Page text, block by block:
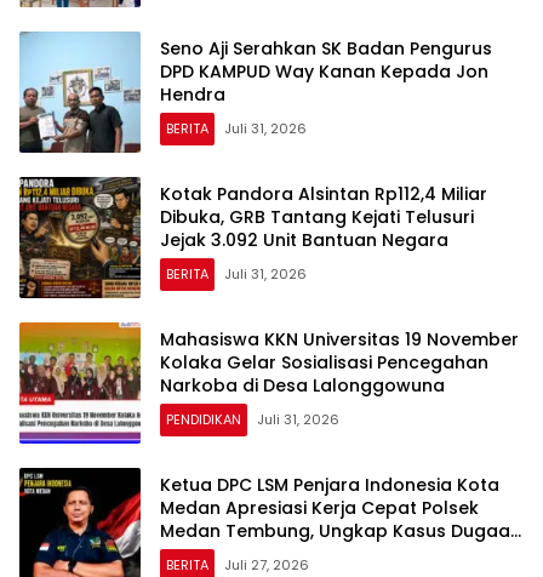
Seno Aji Serahkan SK Badan Pengurus
DPD KAMPUD Way Kanan Kepada Jon
Hendra
BERITA Juli 31, 2026
Kotak Pandora Alsintan Rp112,4 Miliar
Dibuka, GRB Tantang Kejati Telusuri
Jejak 3.092 Unit Bantuan Negara
BERITA Juli 31, 2026
Mahasiswa KKN Universitas 19 November
Kolaka Gelar Sosialisasi Pencegahan
Narkoba di Desa Lalonggowuna
PENDIDIKAN Juli 31, 2026
Ketua DPC LSM Penjara Indonesia Kota
Medan Apresiasi Kerja Cepat Polsek
Medan Tembung, Ungkap Kasus Dugaan
Pemerasan
BERITA Juli 27, 2026